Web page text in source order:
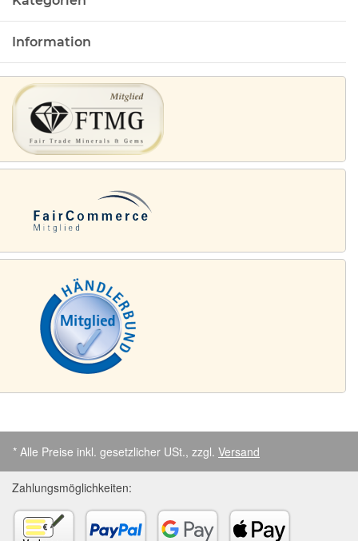
Information
* Alle Preise inkl. gesetzlicher USt., zzgl. Versand
Zahlungsmöglichkeiten: